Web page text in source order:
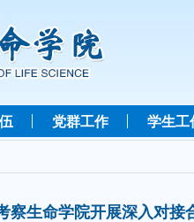
党群工作 学生工
察生命学院开展深入对接